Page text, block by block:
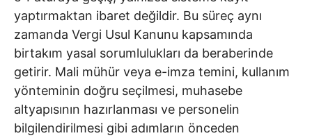
yaptırmaktan ibaret değildir. Bu süreç aynı
zamanda Vergi Usul Kanunu kapsamında
birtakım yasal sorumlulukları da beraberinde
getirir. Mali mühür veya e-imza temini, kullanım
yönteminin doğru seçilmesi, muhasebe
altyapısının hazırlanması ve personelin
bilgilendirilmesi gibi adımların önceden